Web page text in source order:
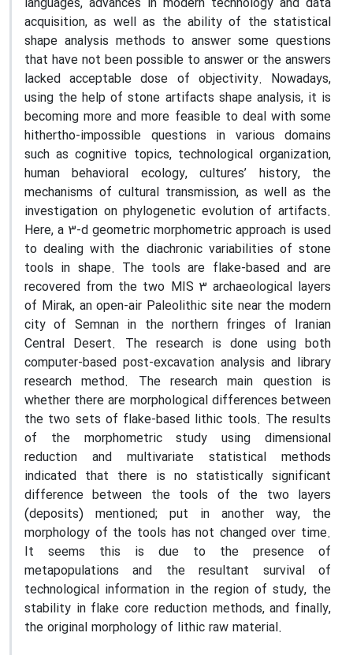
acquisition, as well as the ability of the statistical
shape analysis methods to answer some questions
that have not been possible to answer or the answers
lacked acceptable dose of objectivity. Nowadays,
using the help of stone artifacts shape analysis, it is
becoming more and more feasible to deal with some
hithertho-impossible questions in various domains
such as cognitive topics, technological organization,
human behavioral ecology, cultures’ history, the
mechanisms of cultural transmission, as well as the
investigation on phylogenetic evolution of artifacts.
Here, a 3-d geometric morphometric approach is used
to dealing with the diachronic variabilities of stone
tools in shape. The tools are flake-based and are
recovered from the two MIS 3 archaeological layers
of Mirak, an open-air Paleolithic site near the modern
city of Semnan in the northern fringes of Iranian
Central Desert. The research is done using both
computer-based post-excavation analysis and library
research method. The research main question is
whether there are morphological differences between
the two sets of flake-based lithic tools. The results
of the morphometric study using dimensional
reduction and multivariate statistical methods
indicated that there is no statistically significant
difference between the tools of the two layers
(deposits) mentioned; put in another way, the
morphology of the tools has not changed over time.
It seems this is due to the presence of
metapopulations and the resultant survival of
technological information in the region of study, the
stability in flake core reduction methods, and finally,
the original morphology of lithic raw material.